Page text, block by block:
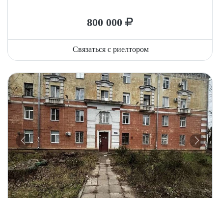
800 000
Связаться с риелтором